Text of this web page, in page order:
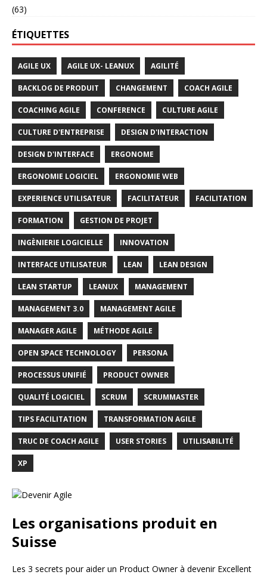
(63)
ÉTIQUETTES
AGILE UX AGILE UX- LEANUX AGILITÉ
BACKLOG DE PRODUIT CHANGEMENT COACH AGILE
COACHING AGILE CONFERENCE CULTURE AGILE
CULTURE D'ENTREPRISE DESIGN D'INTERACTION
DESIGN D'INTERFACE ERGONOME
ERGONOMIE LOGICIEL ERGONOMIE WEB
EXPERIENCE UTILISATEUR FACILITATEUR FACILITATION
FORMATION GESTION DE PROJET
INGÈNIERIE LOGICIELLE INNOVATION
INTERFACE UTILISATEUR LEAN LEAN DESIGN
LEAN STARTUP LEANUX MANAGEMENT
MANAGEMENT 3.0 MANAGEMENT AGILE
MANAGER AGILE MÉTHODE AGILE
OPEN SPACE TECHNOLOGY PERSONA
PROCESSUS UNIFIÉ PRODUCT OWNER
QUALITÉ LOGICIEL SCRUM SCRUMMASTER
TIPS FACILITATION TRANSFORMATION AGILE
TRUC DE COACH AGILE USER STORIES UTILISABILITÉ
XP
Les organisations produit en
Suisse
Les 3 secrets pour aider un Product Owner à devenir Excellent